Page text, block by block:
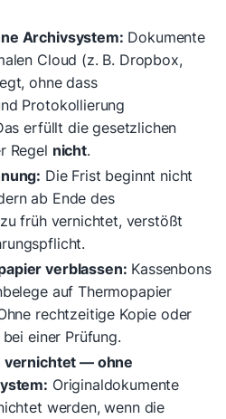
Archivsystem: Dokumente
Cloud (z. B. Dropbox,
ohne dass
Protokollierung
erfüllt die gesetzlichen
Regel nicht.
Die Frist beginnt nicht
ab Ende des
früh vernichtet, verstößt
verblassen: Kassenbons
auf Thermopapier
rechtzeitige Kopie oder
einer Prüfung.
vernichtet — ohne
Originaldokumente
werden, wenn die